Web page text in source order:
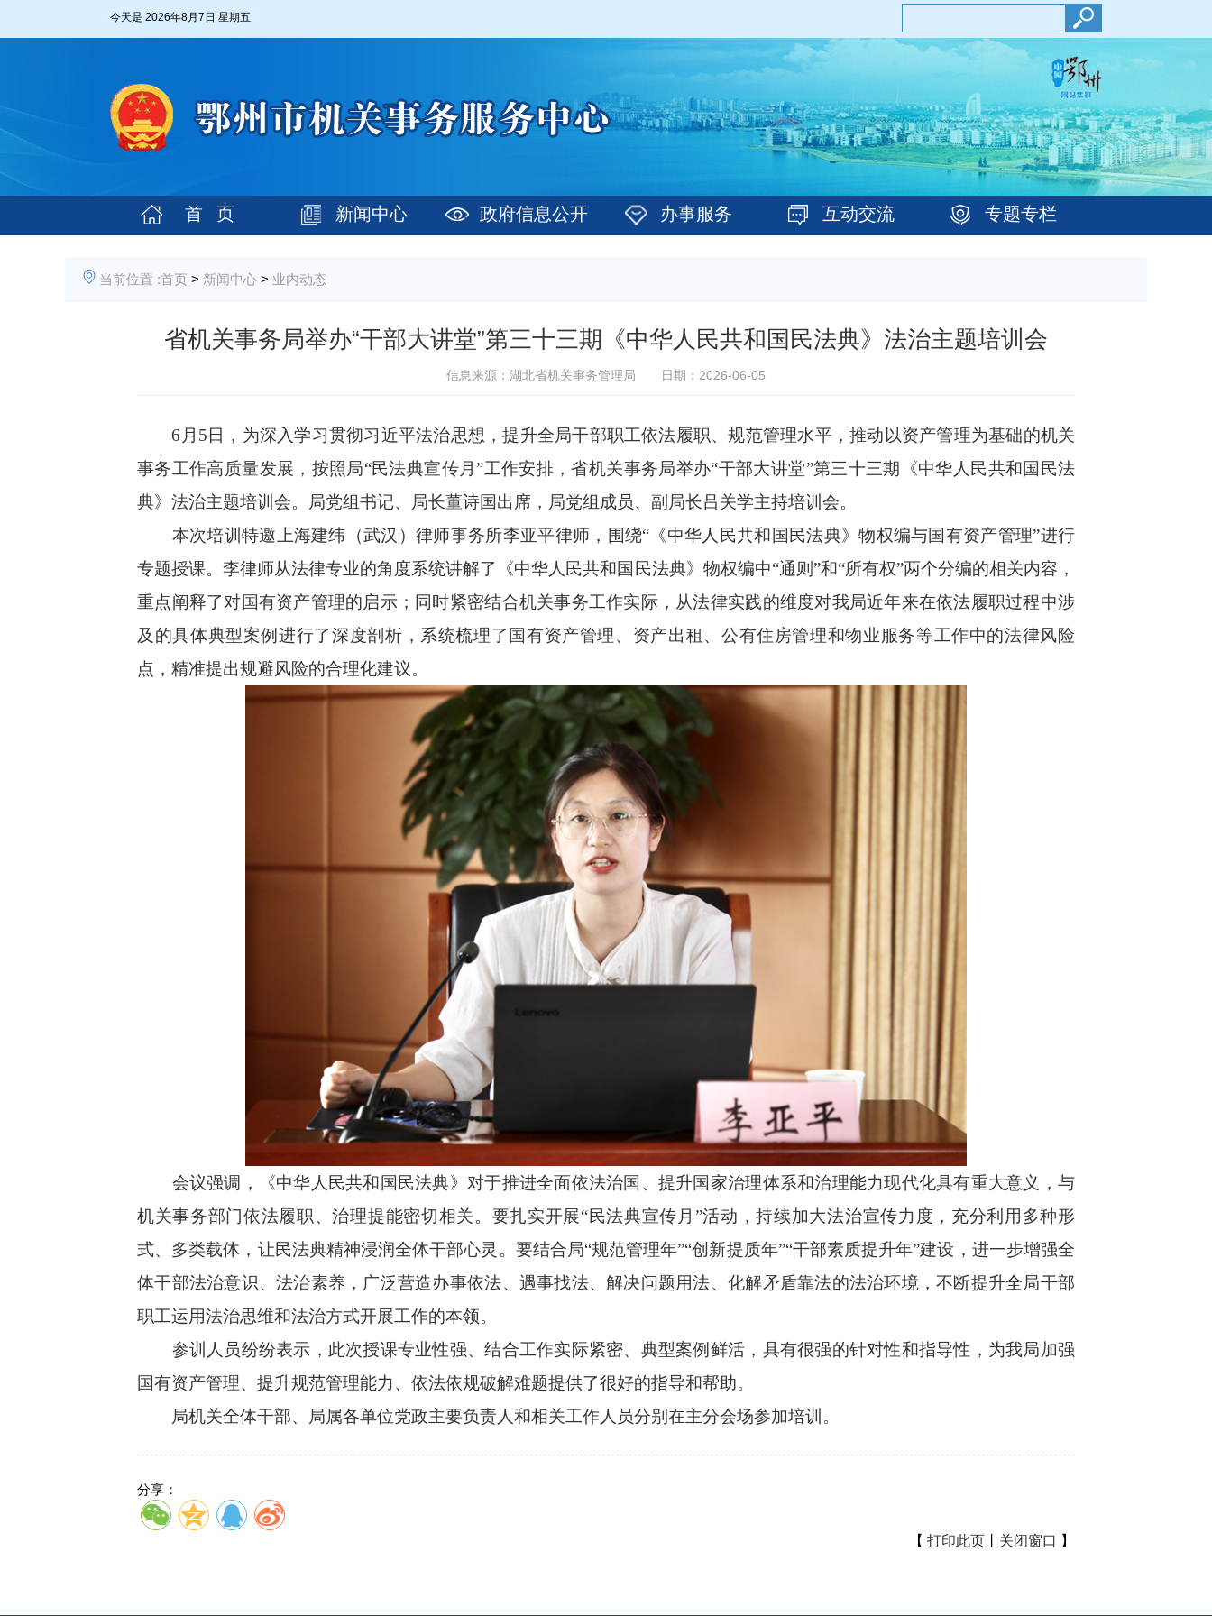
今天是 2026年8月7日 星期五
首 页 新闻中心 政府信息公开 办事服务 互动交流 专题专栏
当前位置 :首页 > 新闻中心 > 业内动态
省机关事务局举办“干部大讲堂”第三十三期《中华人民共和国民法典》法治主题培训会
信息来源：湖北省机关事务管理局 日期：2026-06-05
6月5日，为深入学习贯彻习近平法治思想，提升全局干部职工依法履职、规范管理水平，推动以资产管理为基础的机关
事务工作高质量发展，按照局“民法典宣传月”工作安排，省机关事务局举办“干部大讲堂”第三十三期《中华人民共和国民法
典》法治主题培训会。局党组书记、局长董诗国出席，局党组成员、副局长吕关学主持培训会。
本次培训特邀上海建纬（武汉）律师事务所李亚平律师，围绕“《中华人民共和国民法典》物权编与国有资产管理”进行
专题授课。李律师从法律专业的角度系统讲解了《中华人民共和国民法典》物权编中“通则”和“所有权”两个分编的相关内容，
重点阐释了对国有资产管理的启示；同时紧密结合机关事务工作实际，从法律实践的维度对我局近年来在依法履职过程中涉
及的具体典型案例进行了深度剖析，系统梳理了国有资产管理、资产出租、公有住房管理和物业服务等工作中的法律风险
点，精准提出规避风险的合理化建议。
会议强调，《中华人民共和国民法典》对于推进全面依法治国、提升国家治理体系和治理能力现代化具有重大意义，与
机关事务部门依法履职、治理提能密切相关。要扎实开展“民法典宣传月”活动，持续加大法治宣传力度，充分利用多种形
式、多类载体，让民法典精神浸润全体干部心灵。要结合局“规范管理年”“创新提质年”“干部素质提升年”建设，进一步增强全
体干部法治意识、法治素养，广泛营造办事依法、遇事找法、解决问题用法、化解矛盾靠法的法治环境，不断提升全局干部
职工运用法治思维和法治方式开展工作的本领。
参训人员纷纷表示，此次授课专业性强、结合工作实际紧密、典型案例鲜活，具有很强的针对性和指导性，为我局加强
国有资产管理、提升规范管理能力、依法依规破解难题提供了很好的指导和帮助。
局机关全体干部、局属各单位党政主要负责人和相关工作人员分别在主分会场参加培训。
分享：
【 打印此页 关闭窗口 】